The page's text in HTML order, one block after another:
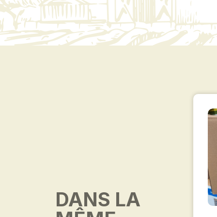
DANS LA